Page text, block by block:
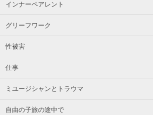
インナーペアレント
グリーフワーク
性被害
仕事
ミユージシャンとトラウマ
自由の子旅の途中で